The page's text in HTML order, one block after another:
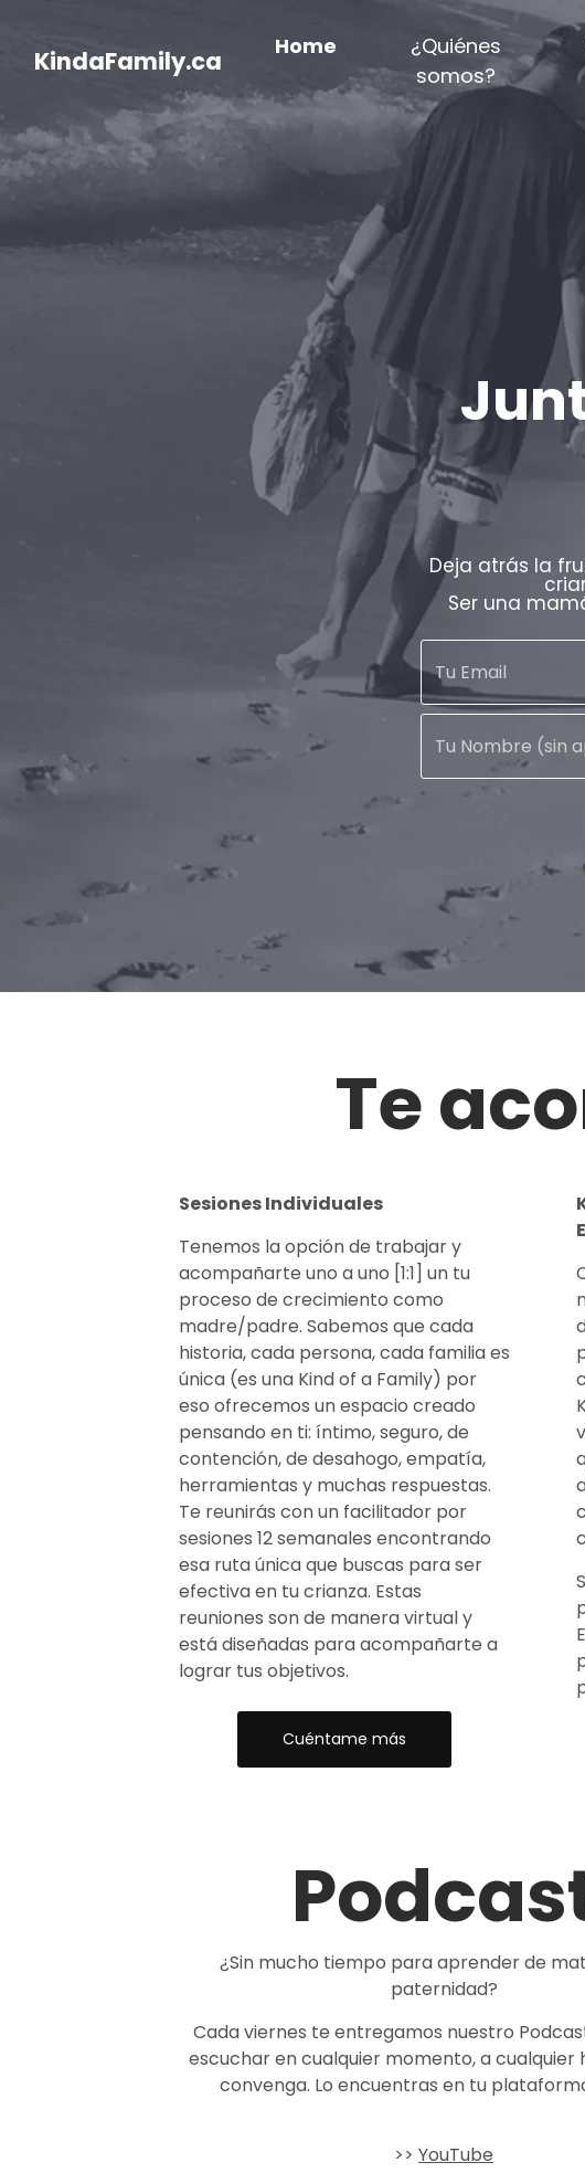
KindaFamily.ca Home
¿Quiénes
somos?
Deja atrás la
Ser una
Te
Sesiones Individuales
Tenemos la opción de trabajar y
acompañarte uno a uno [1:1] un tu
proceso de crecimiento como
madre/padre. Sabemos que cada
historia, cada persona, cada familia es
única (es una Kind of a Family) por
eso ofrecemos un espacio creado
pensando en ti: íntimo, seguro, de
contención, de desahogo, empatía,
herramientas y muchas respuestas.
Te reunirás con un facilitador por
sesiones 12 semanales encontrando
esa ruta única que buscas para ser
efectiva en tu crianza. Estas
reuniones son de manera virtual y
está diseñadas para acompañarte a
lograr tus objetivos.
Cuéntame más
¿Sin mucho tiempo para aprender de
paternidad?
Cada viernes te entregamos nuestro
escuchar en cualquier momento, a cualquier
convenga. Lo encuentras en tu
>> YouTube